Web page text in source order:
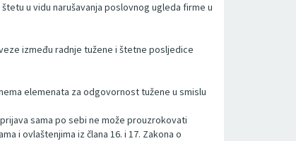
u vidu narušavanja poslovnog ugleda firme u
između radnje tužene i štetne posljedice
elemenata za odgovornost tužene u smislu
sama po sebi ne može prouzrokovati
i ovlaštenjima iz člana 16. i 17. Zakona o